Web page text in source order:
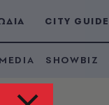
CITY GUIDE
SHOWBIZ